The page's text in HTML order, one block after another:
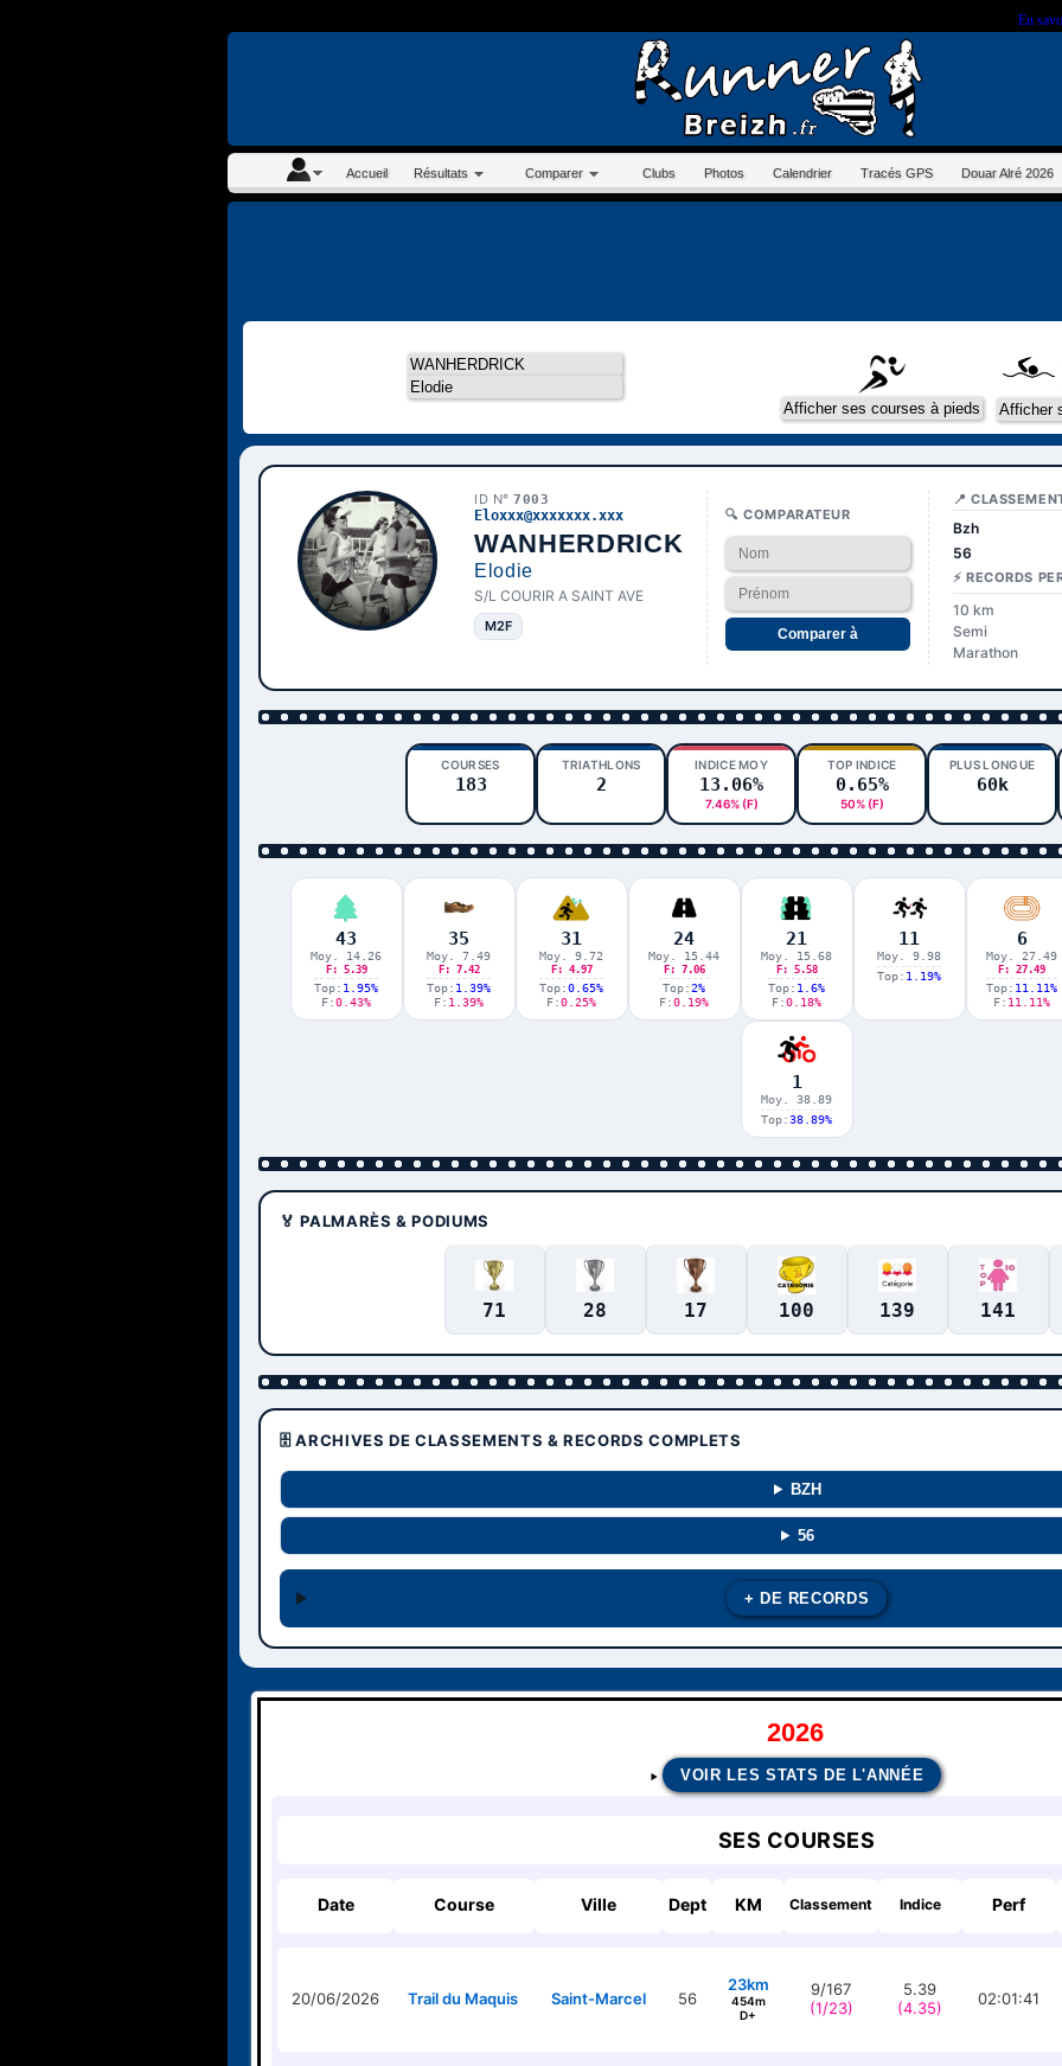
En
Accueil Résultats Comparer Clubs Photos Calendrier Tracés GPS Douar Alré 2026
ID N°7003
Eloxxx@xxxxxxx.xxx
WANHERDRICK
Elodie
S/L COURIR A SAINT AVE
M2F
🔍 COMPARATEUR
Comparer à
📍
Bzh
56
⚡ RECORDS
10 km
Semi
Marathon
COURSES
183
TRIATHLONS
2
INDICE MOY
13.06%
7.46% (F)
TOP INDICE
0.65%
50% (F)
PLUS LONGUE
60k
43
Moy. 14.26
F: 5.39
Top: 1.95%
F:0.43%
35
Moy. 7.49
F: 7.42
Top: 1.39%
F: 1.39%
31
Moy. 9.72
F: 4.97
Top:0.65%
F:0.25%
24
Moy. 15.44
F: 7.06
Top:2%
F:0.19%
21
Moy. 15.68
F: 5.58
Top: 1.6%
F:0.18%
11
Moy. 9.98
Top: 1.19%
6
Moy. 27.49
F: 27.49
Top: 11.11%
F: 11.11%
1
Moy. 38.89
Top:38.89%
🏅 PALMARÈS & PODIUMS
71 28 17 100 139 141
🗄️ ARCHIVES DE CLASSEMENTS & RECORDS COMPLETS
BZH
56
+ DE RECORDS
2026
VOIR LES STATS DE L'ANNÉE
SES COURSES
Date Course Ville Dept KM Classement Indice Perf
20/06/2026 Trail du Maquis Saint-Marcel 56
23km
454m
D+
9/167
(1/23)
5.39
(4.35)
02:01:41